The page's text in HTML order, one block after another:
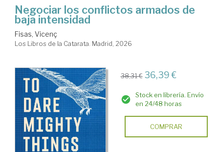
Negociar los conflictos armados de
baja intensidad
Fisas, Vicenç
Los Libros de la Catarata. Madrid, 2026
38,31 € 36,39 €
Stock en librería. Envío
en 24/48 horas
COMPRAR